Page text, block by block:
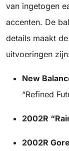
van ingetogen
accenten. De
details maakt
uitvoeringen
New
“Refined
2002R
2002R